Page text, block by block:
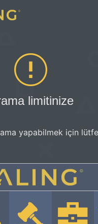
limitinize
yapabilmek için